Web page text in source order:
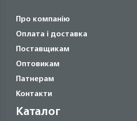
Про компанію
Оплата і доставка
Поставщикам
Оптовикам
Патнерам
Контакти
Каталог